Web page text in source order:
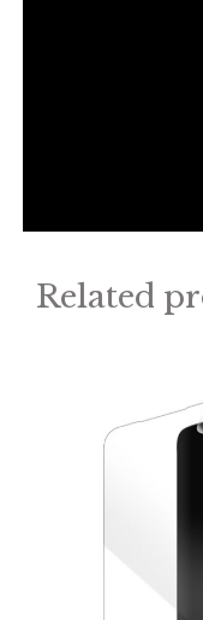
Related